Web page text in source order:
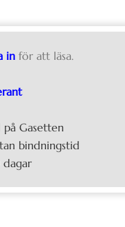
in för att läsa.
Gasetten
bindningstid